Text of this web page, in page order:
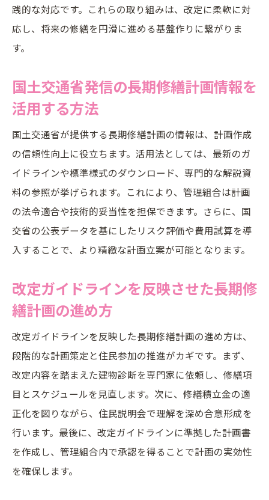
践的な対応です。これらの取り組みは、改定に柔軟に対
応し、将来の修繕を円滑に進める基盤作りに繋がりま
す。
国土交通省発信の長期修繕計画情報を
活用する方法
国土交通省が提供する長期修繕計画の情報は、計画作成
の信頼性向上に役立ちます。活用法としては、最新のガ
イドラインや標準様式のダウンロード、専門的な解説資
料の参照が挙げられます。これにより、管理組合は計画
の法令適合や技術的妥当性を担保できます。さらに、国
交省の公表データを基にしたリスク評価や費用試算を導
入することで、より精緻な計画立案が可能となります。
改定ガイドラインを反映させた長期修
繕計画の進め方
改定ガイドラインを反映した長期修繕計画の進め方は、
段階的な計画策定と住民参加の推進がカギです。まず、
改定内容を踏まえた建物診断を専門家に依頼し、修繕項
目とスケジュールを見直します。次に、修繕積立金の適
正化を図りながら、住民説明会で理解を深め合意形成を
行います。最後に、改定ガイドラインに準拠した計画書
を作成し、管理組合内で承認を得ることで計画の実効性
を確保します。